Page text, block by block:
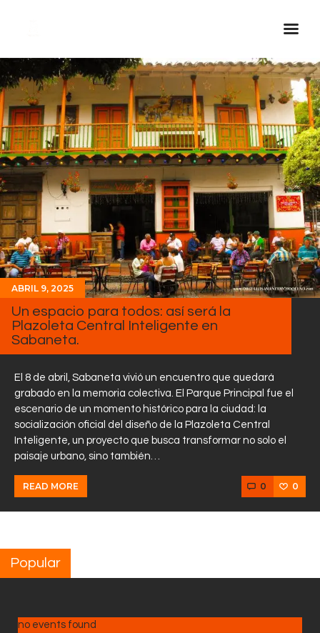
Inicio Real FM
Streaming
En Vivo
Descarga La APP
Programas
Noticias
Equipo
Sobre Nosotros
Contactos
ABRIL 9, 2025
Un espacio para todos: así será la
Plazoleta Central Inteligente en
Sabaneta.
El 8 de abril, Sabaneta vivió un encuentro que quedará
grabado en la memoria colectiva. El Parque Principal fue el
escenario de un momento histórico para la ciudad: la
socialización oficial del diseño de la Plazoleta Central
Inteligente, un proyecto que busca transformar no solo el
paisaje urbano, sino también…
READ MORE 0 0
Popular
no events found